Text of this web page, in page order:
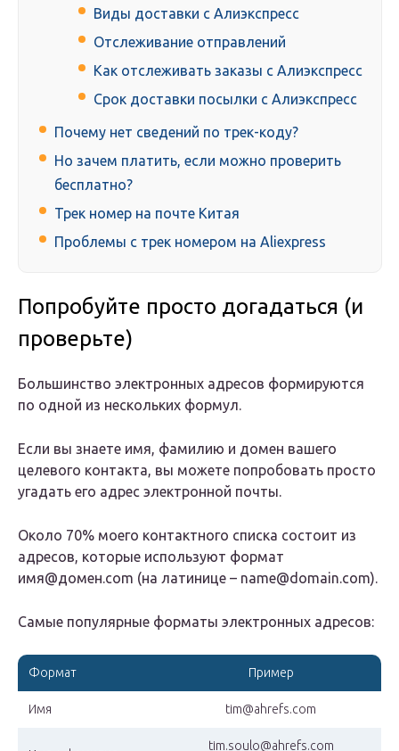
Виды доставки с Алиэкспресс
Отслеживание отправлений
Как отслеживать заказы с Алиэкспресс
Срок доставки посылки с Алиэкспресс
Почему нет сведений по трек-коду?
Но зачем платить, если можно проверить
бесплатно?
Трек номер на почте Китая
Проблемы с трек номером на Aliexpress
Попробуйте просто догадаться (и
проверьте)
Большинство электронных адресов формируются
по одной из нескольких формул.
Если вы знаете имя, фамилию и домен вашего
целевого контакта, вы можете попробовать просто
угадать его адрес электронной почты.
Около 70% моего контактного списка состоит из
адресов, которые используют формат
имя@домен.com (на латинице – name@domain.com).
Самые популярные форматы электронных адресов:
Формат Пример
Имя tim@ahrefs.com
tim.soulo@ahrefs.com